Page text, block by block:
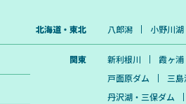
北海道・東北 八郎潟 小野川湖
関東 新利根川 霞ヶ浦
戸面原ダム
三
丹沢湖・三保ダム